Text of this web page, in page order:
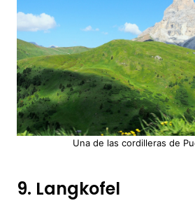
Una de las cordilleras de
9. Langkofel